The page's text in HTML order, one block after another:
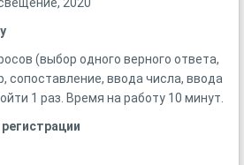
(выбор одного верного ответа,
ввода числа, ввода
1 раз. Время на работу 10 минут.